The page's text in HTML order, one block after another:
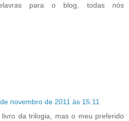
para o blog, todas nós
novembro de 2011 às 15:11
da trilogia, mas o meu preferido